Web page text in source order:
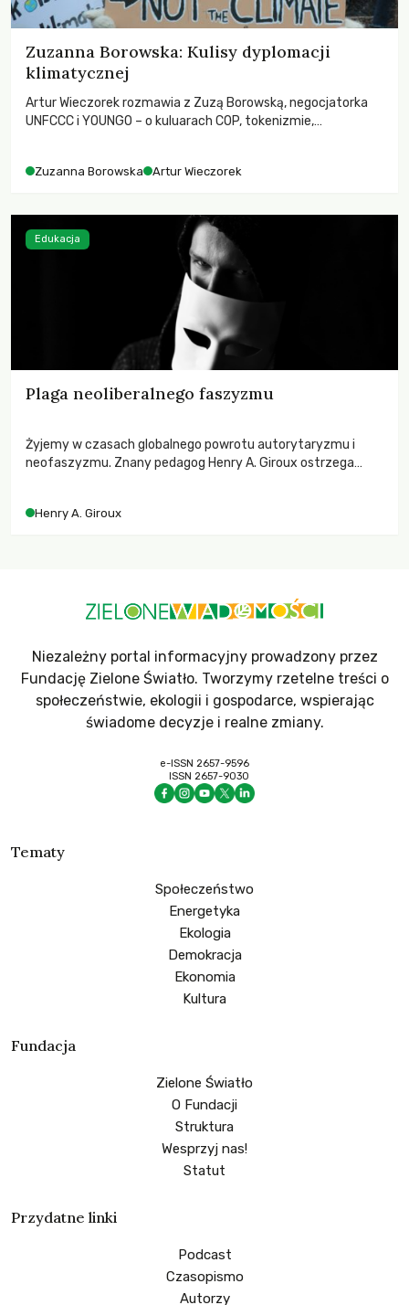
Zuzanna Borowska: Kulisy dyplomacji
klimatycznej
Artur Wieczorek rozmawia z Zuzą Borowską, negocjatorka
UNFCCC i YOUNGO – o kuluarach COP, tokenizmie,
Zuzanna Borowska Artur Wieczorek
Plaga neoliberalnego faszyzmu
Żyjemy w czasach globalnego powrotu autorytaryzmu i
neofaszyzmu. Znany pedagog Henry A. Giroux ostrzega
wychowają świadomych obywateli?
Henry A. Giroux
Edukacja
Niezależny portal informacyjny prowadzony przez
Fundację Zielone Światło. Tworzymy rzetelne treści o
społeczeństwie, ekologii i gospodarce, wspierając
świadome decyzje i realne zmiany.
e-ISSN 2657-9596
ISSN 2657-9030
Tematy
Społeczeństwo
Energetyka
Ekologia
Demokracja
Ekonomia
Kultura
Fundacja
Zielone Światło
O Fundacji
Struktura
Wesprzyj nas!
Statut
Przydatne linki
Podcast
Czasopismo
Autorzy